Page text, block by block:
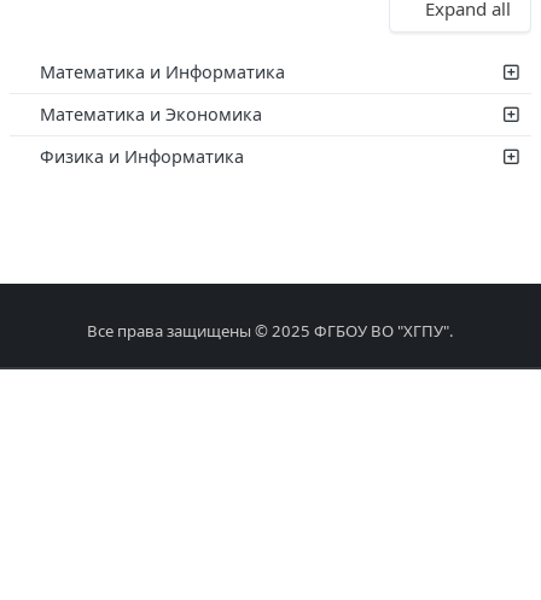
Expand all
Математика и Информатика
Математика и Экономика
Физика и Информатика
Все права защищены © 2025 ФГБОУ ВО "ХГПУ".